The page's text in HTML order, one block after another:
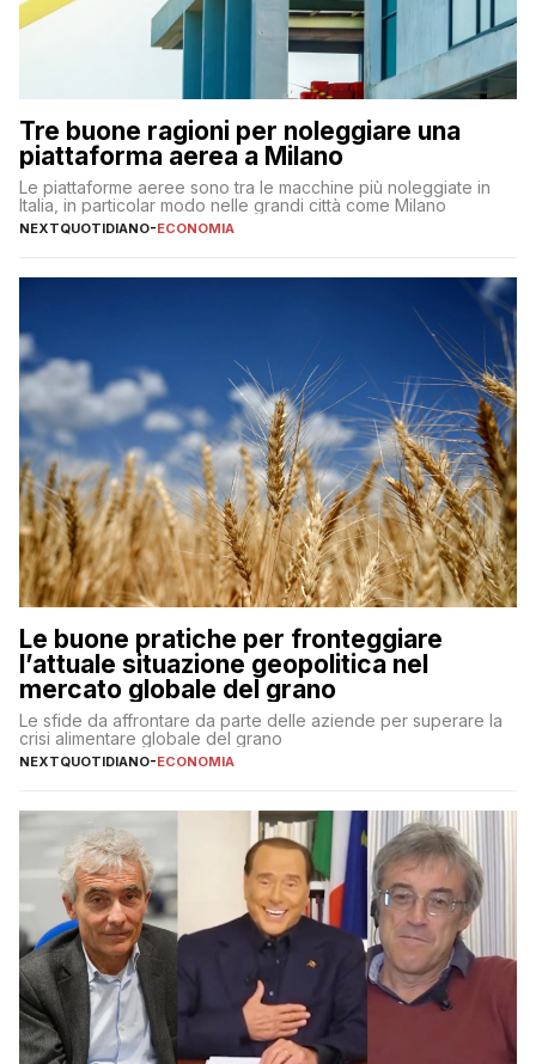
Tre buone ragioni per noleggiare una
piattaforma aerea a Milano
Le piattaforme aeree sono tra le macchine più noleggiate in
Italia, in particolar modo nelle grandi città come Milano
NEXTQUOTIDIANO-ECONOMIA
Le buone pratiche per fronteggiare
l’attuale situazione geopolitica nel
mercato globale del grano
Le sfide da affrontare da parte delle aziende per superare la
crisi alimentare globale del grano
NEXTQUOTIDIANO-ECONOMIA